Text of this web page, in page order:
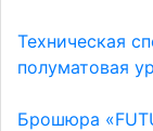
Техническая
полуматовая
Брошюра